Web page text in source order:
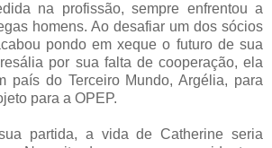
na profissão, sempre enfrentou a
homens. Ao desafiar um dos sócios
pondo em xeque o futuro de sua
por sua falta de cooperação, ela
país do Terceiro Mundo, Argélia, para
para a OPEP.
partida, a vida de Catherine seria